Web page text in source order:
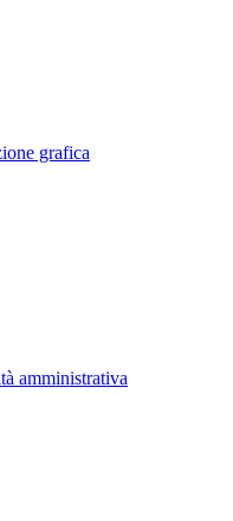
grafica
amministrativa